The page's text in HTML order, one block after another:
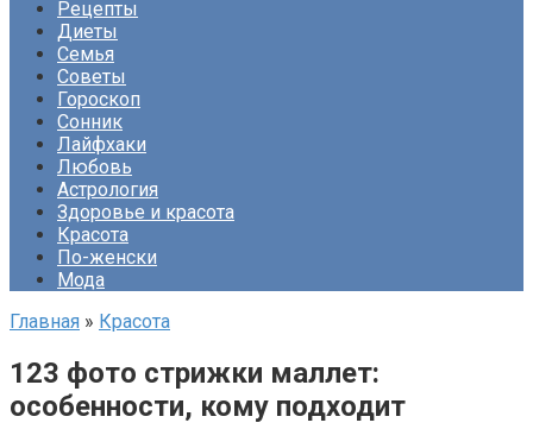
Рецепты
Диеты
Семья
Советы
Гороскоп
Сонник
Лайфхаки
Любовь
Астрология
Здоровье и красота
Красота
По-женски
Мода
Главная » Красота
123 фото стрижки маллет:
особенности, кому подходит